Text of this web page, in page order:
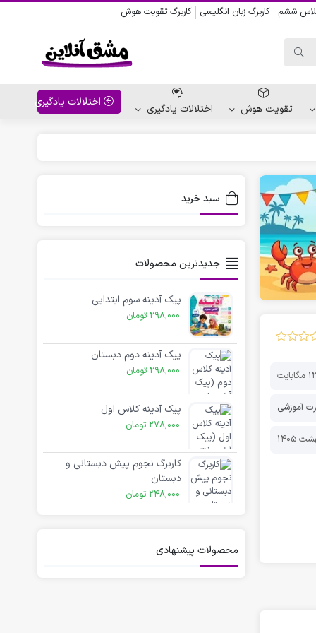
ششم کاربرگ زبان انگلیسی کاربرگ تقویت هوش
واحد کار پیش دبستانی
کاربرگ نقاشی نشانه ها
کاربرگ مناسبت ها
تقویت هوش اختلالات یادگیری اختلالات یادگیری
12 مگابایت
آموزشی
سبد خرید
جدیدترین محصولات
پیک آدینه سوم ابتدایی
298,000 تومان
پیک آدینه دوم دبستان
298,000 تومان
پیک آدینه کلاس اول
278,000 تومان
کاربرگ نجوم پیش دبستانی و
دبستان
248,000 تومان
محصولات پیشنهادی